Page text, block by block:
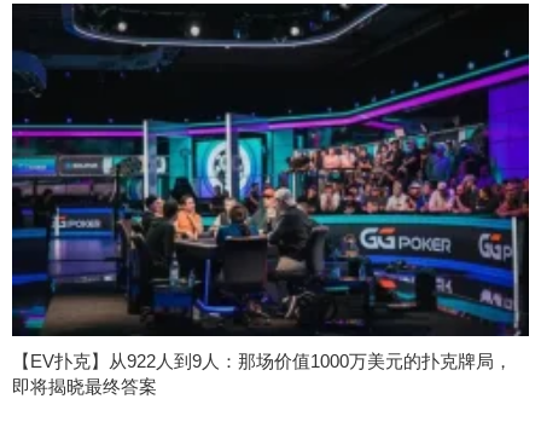
【EV扑克】从922人到9人：那场价值1000万美元的扑克牌局，
即将揭晓最终答案